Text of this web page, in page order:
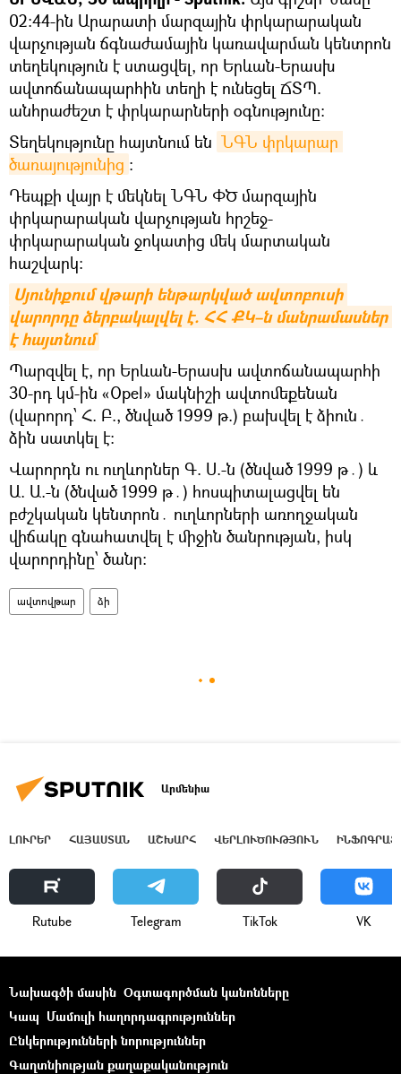
02:44-ին Արարատի մարզային փրկարարական
վարչության ճգնաժամային կառավարման կենտրոն
տեղեկություն է ստացվել, որ Երևան-Երասխ
ավտոճանապարհին տեղի է ունեցել ՃՏՊ.
անհրաժեշտ է փրկարարների օգնությունը։
Տեղեկությունը հայտնում են ՆԳՆ փրկարար
ծառայությունից ։
Դեպքի վայր է մեկնել ՆԳՆ ՓԾ մարզային
փրկարարական վարչության հրշեջ-
փրկարարական ջոկատից մեկ մարտական
հաշվարկ։
Սյունիքում վթարի ենթարկված ավտոբուսի
վարորդը ձերբակալվել է. ՀՀ ՔԿ–ն մանրամասներ
է հայտնում
Պարզվել է, որ Երևան-Երասխ ավտոճանապարհի
30-րդ կմ-ին «Opel» մակնիշի ավտոմեքենան
(վարորդ՝ Հ. Բ., ծնված 1999 թ.) բախվել է ձիուն․
ձին սատկել է։
Վարորդն ու ուղևորներ Գ. Ս.-ն (ծնված 1999 թ․) և
Ա. Ա.-ն (ծնված 1999 թ․) հոսպիտալացվել են
բժշկական կենտրոն․ ուղևորների առողջական
վիճակը գնահատվել է միջին ծանրության, իսկ
վարորդինը՝ ծանր։
ավտովթար ձի
Արմենիա
ԼՈՒՐԵՐ ՀԱՅԱՍՏԱՆ ԱՇԽԱՐՀ ՎԵՐԼՈՒԾՈՒԹՅՈՒՆ
Rutube Telegram ТikТоk VK
Նախագծի մասին Օգտագործման կանոնները
Կապ Մամուլի հաղորդագրություններ
Ընկերությունների նորություններ
Գաղտնիության քաղաքականություն